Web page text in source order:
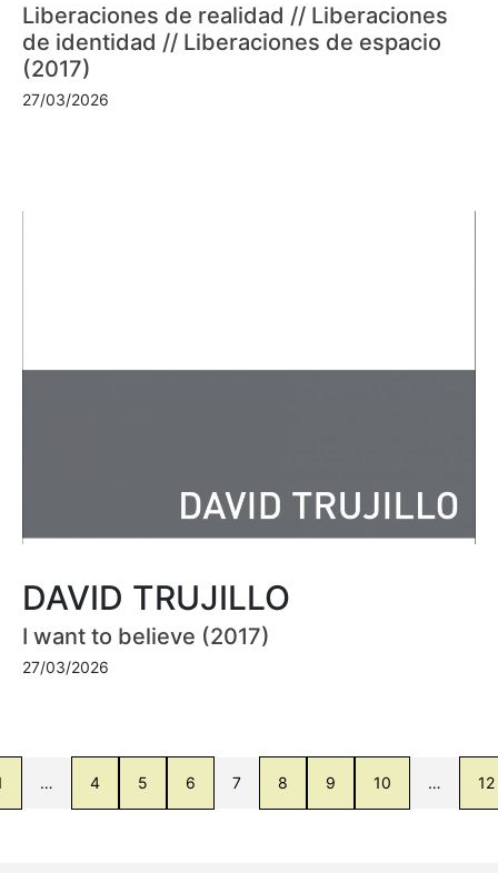
Liberaciones de realidad // Liberaciones
de identidad // Liberaciones de espacio
(2017)
27/03/2026
DAVID TRUJILLO
I want to believe (2017)
27/03/2026
… 4 5 6 7 8 9 10 … 12